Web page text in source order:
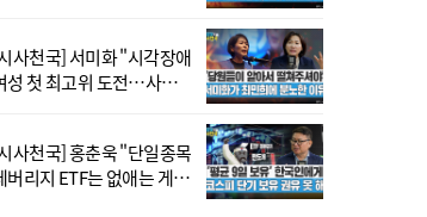
사천국] 서미화 "시각장애
성 첫 최고위 도전…사회
사천국] 홍춘욱 "단일종목
버리지 ETF는 없애는 게 맞
곡 뚫은 한국 청년의 노
…2027 서울 WYD 공식 주
사천국] 서범수 '돌려차기'
언 파장…"사석에서도 안